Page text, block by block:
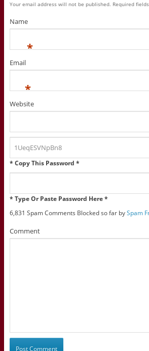
Your email address will not be published. Required
Name
*
Email
*
Website
* Copy This Password *
* Type Or Paste Password Here *
6,831 Spam Comments Blocked so far bySpam
Comment